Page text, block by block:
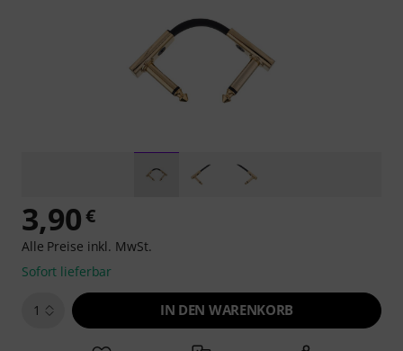
3,90€
Alle Preise inkl. MwSt.
Sofort lieferbar
1 IN DEN WARENKORB